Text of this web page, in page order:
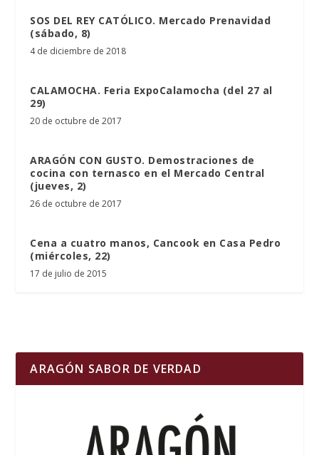
SOS DEL REY CATÓLICO. Mercado Prenavidad
(sábado, 8)
4 de diciembre de 2018
CALAMOCHA. Feria ExpoCalamocha (del 27 al
29)
20 de octubre de 2017
ARAGÓN CON GUSTO. Demostraciones de
cocina con ternasco en el Mercado Central
(jueves, 2)
26 de octubre de 2017
Cena a cuatro manos, Cancook en Casa Pedro
(miércoles, 22)
17 de julio de 2015
ARAGÓN SABOR DE VERDAD